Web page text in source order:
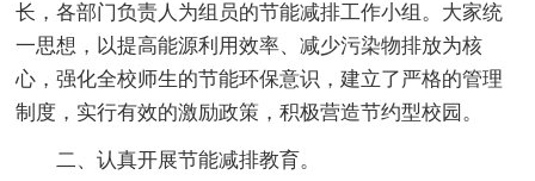
长，各部门负责人为组员的节能减排工作小组。大家统
一思想，以提高能源利用效率、减少污染物排放为核
心，强化全校师生的节能环保意识，建立了严格的管理
制度，实行有效的激励政策，积极营造节约型校园。
二、认真开展节能减排教育。